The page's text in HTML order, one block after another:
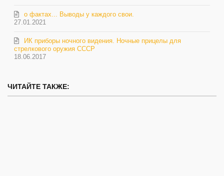
27.01.2021
о фактах... Выводы у каждого свои.
18.06.2017
ИК приборы ночного видения. Ночные прицелы для
стрелкового оружия СССР
ЧИТАЙТЕ ТАКЖЕ: